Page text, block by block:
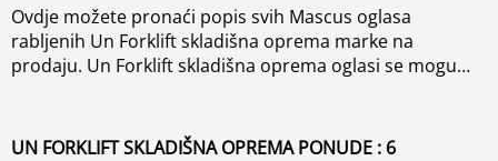
Ovdje možete pronaći popis svih Mascus oglasa
rabljenih Un Forklift skladišna oprema marke na
prodaju. Un Forklift skladišna oprema oglasi se mogu
pretraživanje ili pročitajte više o u odjeljku Brandovi.
UN FORKLIFT SKLADIŠNA OPREMA PONUDE : 6